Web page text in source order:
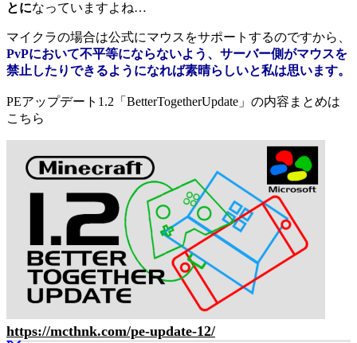
とになっていますよね…
マイクラの場合は公式にマウスをサポートするのですから、
PvPにおいて不平等にならないよう、サーバー側がマウスを
禁止したりできるようになれば素晴らしいと私は思います。
PEアップデート1.2「BetterTogetherUpdate」の内容まとめは
こちら
https://mcthnk.com/pe-update-12/